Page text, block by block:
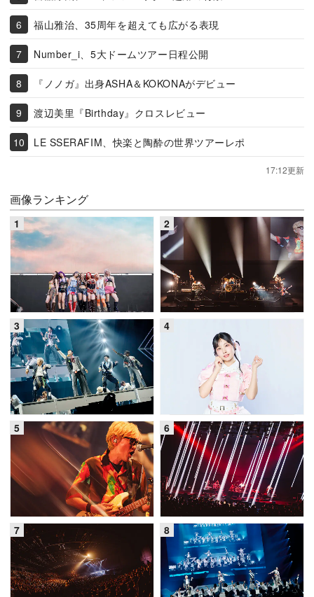
福山雅治、35周年を超えても広がる表現
Number_i、5大ドームツアー日程公開
『ノノガ』出身ASHA＆KOKONAがデビュー
渡辺美里『Birthday』クロスレビュー
LE SSERAFIM、快楽と陶酔の世界ツアーレポ
17:12更新
画像ランキング